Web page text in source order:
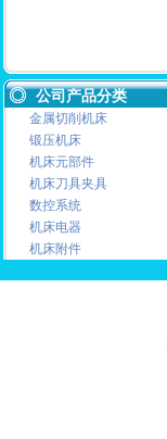
公司产品分类
金属切削机床
锻压机床
机床元部件
机床刀具夹具
数控系统
机床电器
机床附件